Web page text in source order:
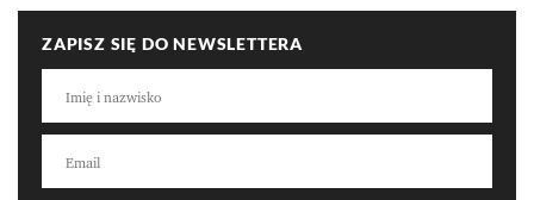
ZAPISZ SIĘ DO NEWSLETTERA